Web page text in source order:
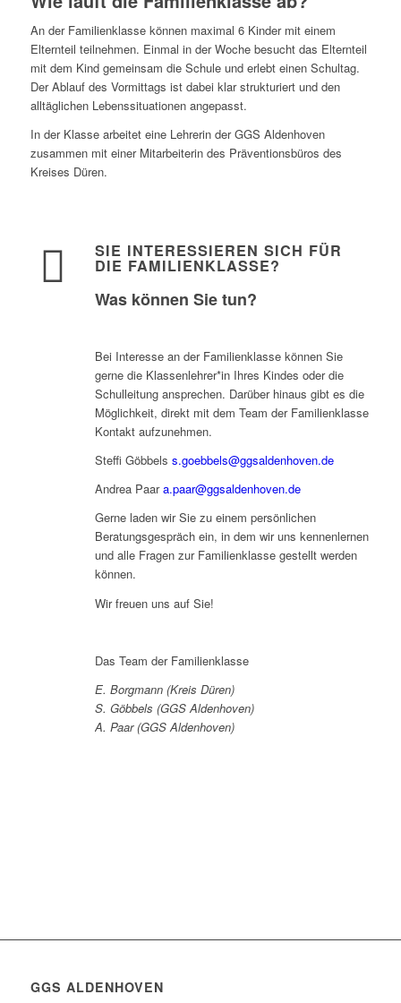
An der Familienklasse können maximal 6 Kinder mit einem
Elternteil teilnehmen. Einmal in der Woche besucht das Elternteil
mit dem Kind gemeinsam die Schule und erlebt einen Schultag.
Der Ablauf des Vormittags ist dabei klar strukturiert und den
alltäglichen Lebenssituationen angepasst.
In der Klasse arbeitet eine Lehrerin der GGS Aldenhoven
zusammen mit einer Mitarbeiterin des Präventionsbüros des
Kreises Düren.
SIE INTERESSIEREN SICH FÜR
DIE FAMILIENKLASSE?
Was können Sie tun?
Bei Interesse an der Familienklasse können Sie
gerne die Klassenlehrer*in Ihres Kindes oder die
Schulleitung ansprechen. Darüber hinaus gibt es die
Möglichkeit, direkt mit dem Team der Familienklasse
Kontakt aufzunehmen.
Steffi Göbbels s.goebbels@ggsaldenhoven.de
Andrea Paara.paar@ggsaldenhoven.de
Gerne laden wir Sie zu einem persönlichen
Beratungsgespräch ein, in dem wir uns kennenlernen
und alle Fragen zur Familienklasse gestellt werden
können.
Wir freuen uns auf Sie!
Das Team der Familienklasse
E. Borgmann (Kreis Düren)
S. Göbbels (GGS Aldenhoven)
A. Paar (GGS Aldenhoven)
GGS ALDENHOVEN